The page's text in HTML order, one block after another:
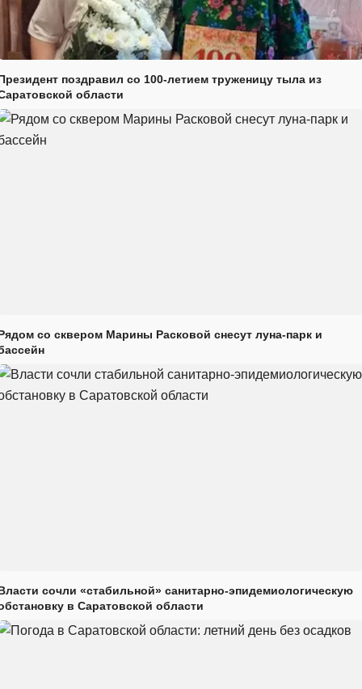
поздравил со 100-летием труженицу тыла из
области
со сквером Марины Расковой снесут луна-парк и
сочли «стабильной» санитарно-эпидемиологическую
в Саратовской области